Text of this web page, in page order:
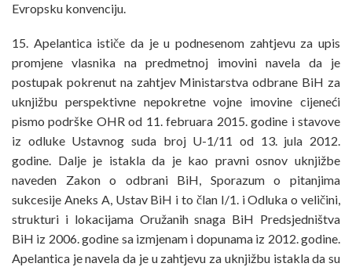
Evropsku konvenciju.
15. Apelantica ističe da je u podnesenom zahtjevu za upis
promjene vlasnika na predmetnoj imovini navela da je
postupak pokrenut na zahtjev Ministarstva odbrane BiH za
uknjižbu perspektivne nepokretne vojne imovine cijeneći
pismo podrške OHR od 11. februara 2015. godine i stavove
iz odluke Ustavnog suda broj U-1/11 od 13. jula 2012.
godine. Dalje je istakla da je kao pravni osnov uknjižbe
naveden Zakon o odbrani BiH, Sporazum o pitanjima
sukcesije Aneks A, Ustav BiH i to član I/1. i Odluka o veličini,
strukturi i lokacijama Oružanih snaga BiH Predsjedništva
BiH iz 2006. godine sa izmjenam i dopunama iz 2012. godine.
Apelantica je navela da je u zahtjevu za uknjižbu istakla da su